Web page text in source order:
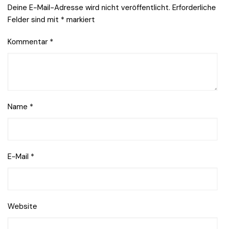
Deine E-Mail-Adresse wird nicht veröffentlicht. Erforderliche
Felder sind mit * markiert
Kommentar *
Name *
E-Mail *
Website